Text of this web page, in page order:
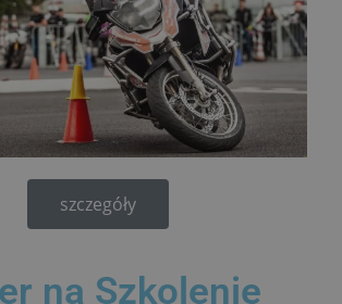
szczegóły
na Szkolenie